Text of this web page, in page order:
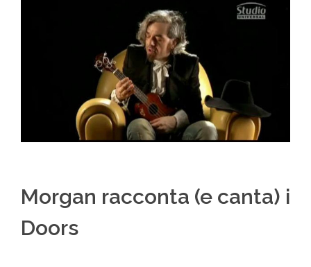
Morgan racconta (e canta) i
Doors